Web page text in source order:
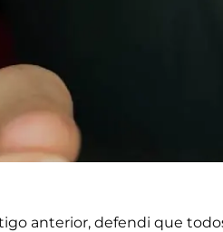
anterior, defendi que